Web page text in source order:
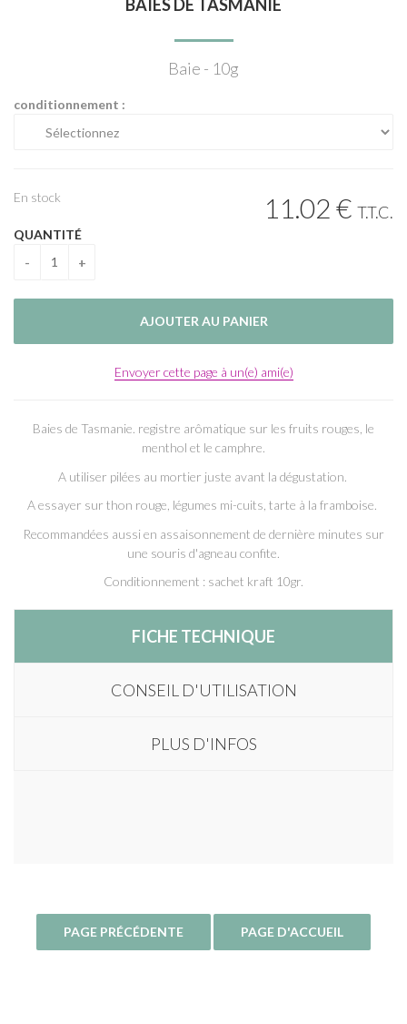
BAIES DE TASMANIE
Baie - 10g
conditionnement :
11.02€ T.T.C.
En stock
QUANTITÉ
Envoyer cette page à un(e) ami(e)
Baies de Tasmanie. registre arômatique sur les fruits rouges, le
menthol et le camphre.
A utiliser pilées au mortier juste avant la dégustation.
A essayer sur thon rouge, légumes mi-cuits, tarte à la framboise.
Recommandées aussi en assaisonnement de dernière minutes sur
une souris d'agneau confite.
Conditionnement : sachet kraft 10gr.
FICHE TECHNIQUE
CONSEIL D'UTILISATION
PLUS D'INFOS